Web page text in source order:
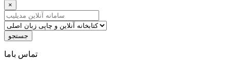
×
جستجو
ﺗﻤﺎﺱ ﺑﺎﻣﺎ